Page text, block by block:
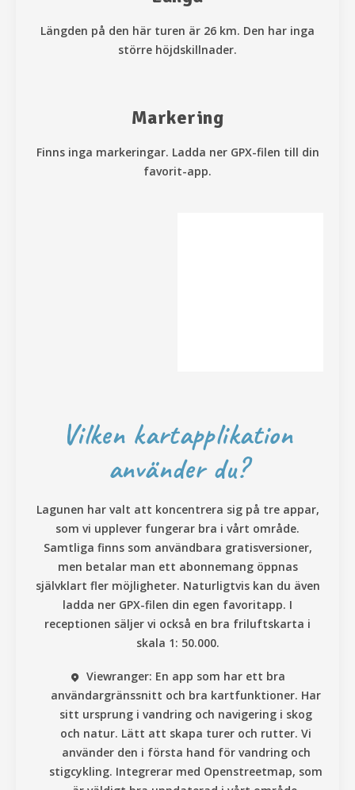
Längden på den här turen är 26 km. Den har inga
större höjdskillnader.
Markering
Finns inga markeringar. Ladda ner GPX-filen till din
favorit-app.
Vilken kartapplikation
använder du?
Lagunen har valt att koncentrera sig på tre appar,
som vi upplever fungerar bra i vårt område.
Samtliga finns som användbara gratisversioner,
men betalar man ett abonnemang öppnas
självklart fler möjligheter. Naturligtvis kan du även
ladda ner GPX-filen din egen favoritapp. I
receptionen säljer vi också en bra friluftskarta i
skala 1: 50.000.
Viewranger: En app som har ett bra
användargränssnitt och bra kartfunktioner. Har
sitt ursprung i vandring och navigering i skog
och natur. Lätt att skapa turer och rutter. Vi
använder den i första hand för vandring och
stigcykling. Integrerar med Openstreetmap, som